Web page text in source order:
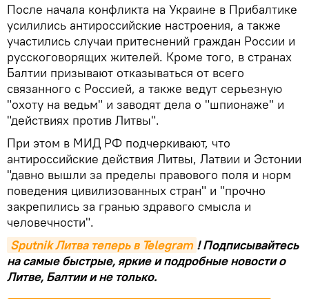
После начала конфликта на Украине в Прибалтике
усилились антироссийские настроения, а также
участились случаи притеснений граждан России и
русскоговорящих жителей. Кроме того, в странах
Балтии призывают отказываться от всего
связанного с Россией, а также ведут серьезную
"охоту на ведьм" и заводят дела о "шпионаже" и
"действиях против Литвы".
При этом в МИД РФ подчеркивают, что
антироссийские действия Литвы, Латвии и Эстонии
"давно вышли за пределы правового поля и норм
поведения цивилизованных стран" и "прочно
закрепились за гранью здравого смысла и
человечности".
Sputnik Литва теперь в Telegram ! Подписывайтесь
на самые быстрые, яркие и подробные новости о
Литве, Балтии и не только.